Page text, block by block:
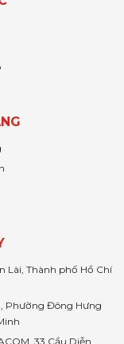
Lài, Thành phố Hồ Chí
, Phường Đông Hưng
33 Cầu Diễn,